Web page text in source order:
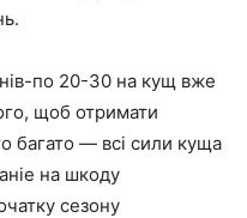
по 20-30 на кущ вже
щоб отримати
багато — всі сили куща
на шкоду
сезону